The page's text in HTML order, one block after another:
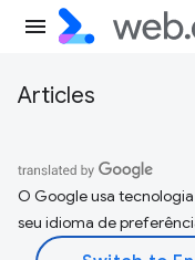
Articles
O Google usa
seu idioma de